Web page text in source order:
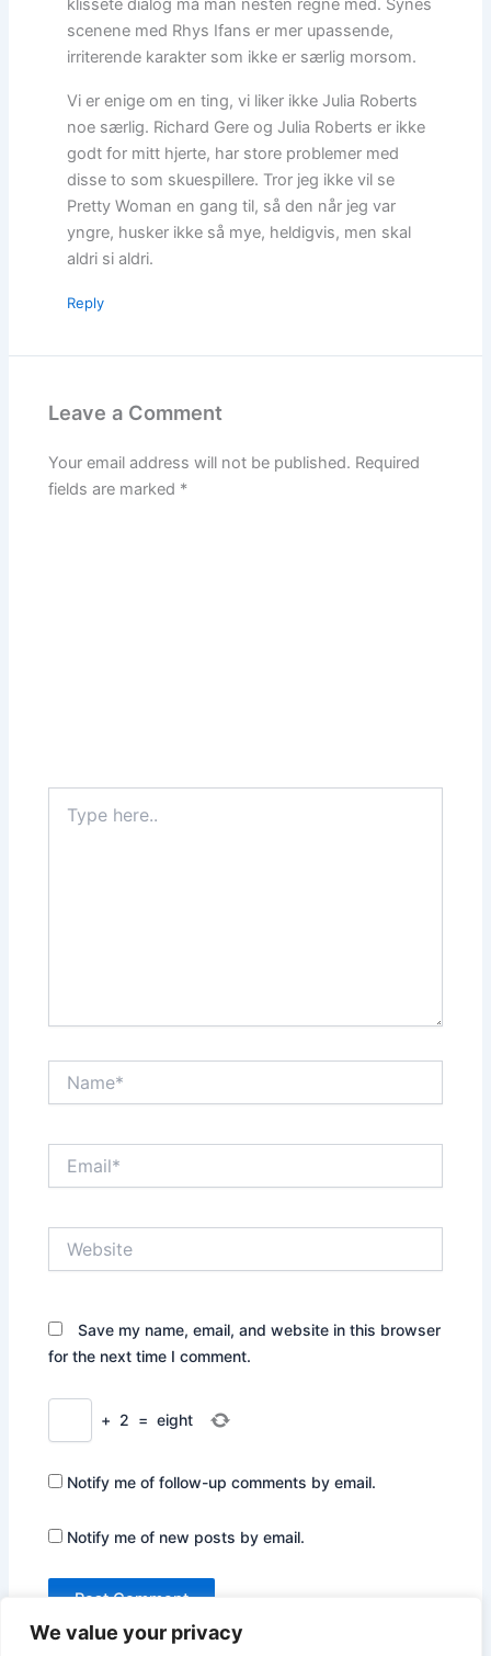
We value your privacy
scenene med Rhys Ifans er mer upassende,
irriterende karakter som ikke er særlig morsom.
Vi er enige om en ting, vi liker ikke Julia Roberts
noe særlig. Richard Gere og Julia Roberts er ikke
godt for mitt hjerte, har store problemer med
disse to som skuespillere. Tror jeg ikke vil se
Pretty Woman en gang til, så den når jeg var
yngre, husker ikke så mye, heldigvis, men skal
aldri si aldri.
Reply
Leave a Comment
Your email address will not be published. Required
fields are marked *
here..
Save my name, email, and website in this browser
for the next time I comment.
+ 2 = eight
Notify me of follow-up comments by email.
Notify me of new posts by email.